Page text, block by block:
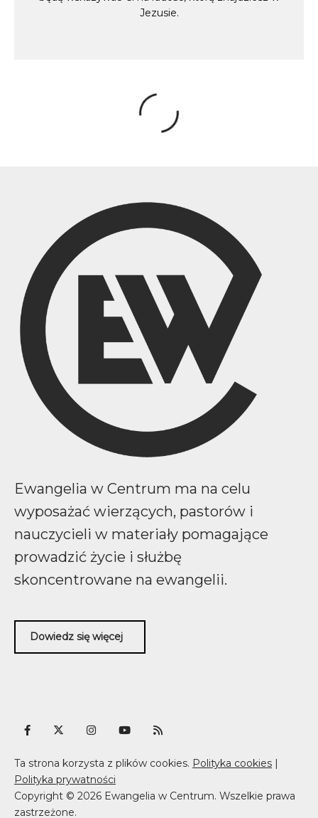
Jezusie.
Ewangelia w Centrum ma na celu
wyposażać wierzących, pastorów i
nauczycieli w materiały pomagające
prowadzić życie i służbę
skoncentrowane na ewangelii.
Dowiedz się więcej
Ta strona korzysta z plików cookies. Polityka cookies |
Polityka prywatności
Copyright © 2026 Ewangelia w Centrum. Wszelkie prawa
zastrzeżone.